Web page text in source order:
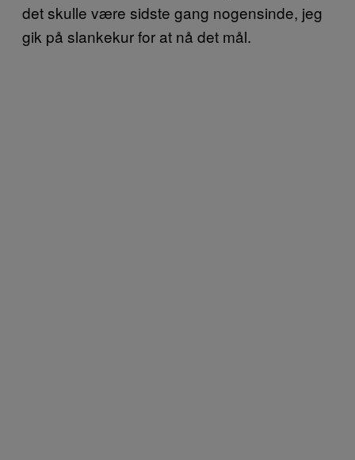
det skulle være sidste gang nogensinde, jeg
gik på slankekur for at nå det mål.